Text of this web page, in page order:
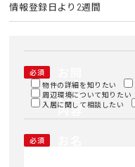
情報登録日より2週間
必須
い合
わせ
内容
物件の詳細を知りたい
周辺環境について知りたい
入居に関して相談したい
必須